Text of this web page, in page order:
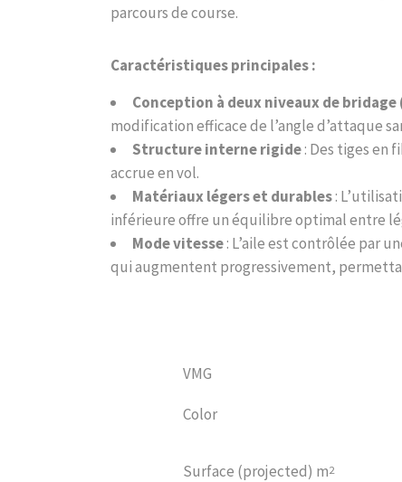
parcours de course.
Caractéristiques principales :
Conception à deux niveaux de bridage
modification efficace de l’angle d’attaque
Structure interne rigide: Des tiges en
accrue en vol.
Matériaux légers et durables:
inférieure offre un équilibre optimal entre
Mode vitesse: L’aile est contrôlée par
qui augmentent progressivement,
VMG
Color
Surface (projected) m2